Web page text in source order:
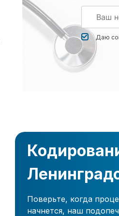
Даю
Поверьте, когда
начнется, наш